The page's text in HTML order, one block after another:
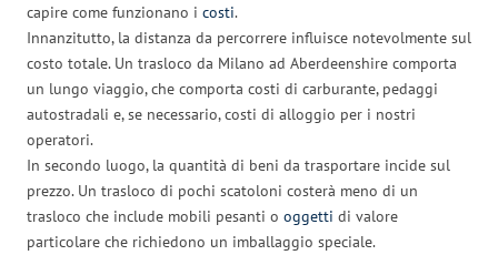
capire come funzionano i costi.
Innanzitutto, la distanza da percorrere influisce notevolmente sul
costo totale. Un trasloco da Milano ad Aberdeenshire comporta
un lungo viaggio, che comporta costi di carburante, pedaggi
autostradali e, se necessario, costi di alloggio per i nostri
operatori.
In secondo luogo, la quantità di beni da trasportare incide sul
prezzo. Un trasloco di pochi scatoloni costerà meno di un
trasloco che include mobili pesanti o oggetti di valore
particolare che richiedono un imballaggio speciale.